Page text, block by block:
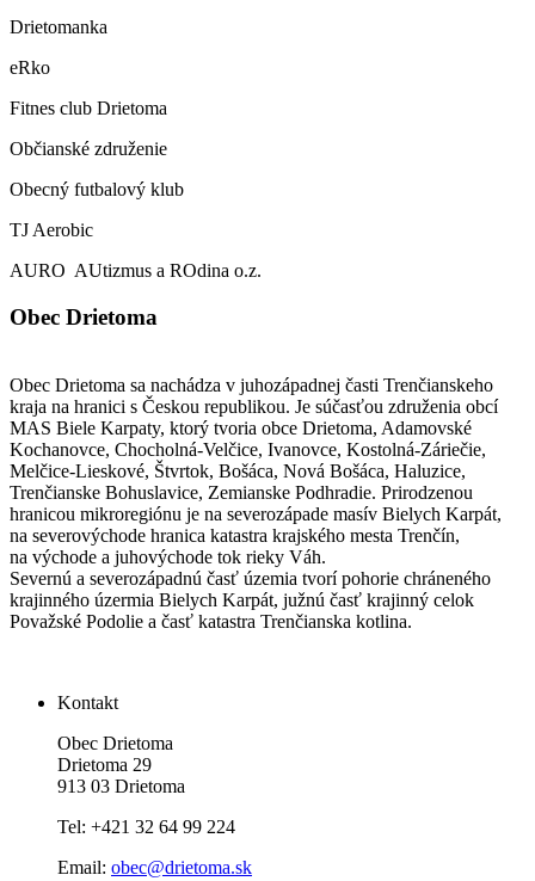
Drietomanka
eRko
Fitnes club Drietoma
Občianské združenie
Obecný futbalový klub
TJ Aerobic
AURO AUtizmus a ROdina o.z.
Obec Drietoma
Obec Drietoma sa nachádza v juhozápadnej časti Trenčianskeho
kraja na hranici s Českou republikou. Je súčasťou združenia obcí
MAS Biele Karpaty, ktorý tvoria obce Drietoma, Adamovské
Kochanovce, Chocholná-Velčice, Ivanovce, Kostolná-Záriečie,
Melčice-Lieskové, Štvrtok, Bošáca, Nová Bošáca, Haluzice,
Trenčianske Bohuslavice, Zemianske Podhradie. Prirodzenou
hranicou mikroregiónu je na severozápade masív Bielych Karpát,
na severovýchode hranica katastra krajského mesta Trenčín,
na východe a juhovýchode tok rieky Váh.
Severnú a severozápadnú časť územia tvorí pohorie chráneného
krajinného úzermia Bielych Karpát, južnú časť krajinný celok
Považské Podolie a časť katastra Trenčianska kotlina.
Kontakt
Obec Drietoma
Drietoma 29
913 03 Drietoma
Tel: +421 32 64 99 224
Email: obec@drietoma.sk